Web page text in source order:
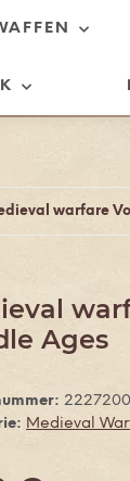
warfare
Ages
Medieval